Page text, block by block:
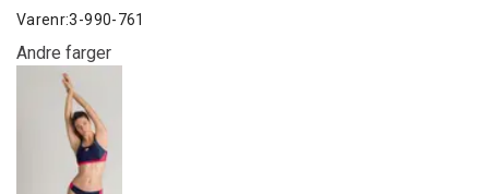
Varenr:3-990-761
Andre farger